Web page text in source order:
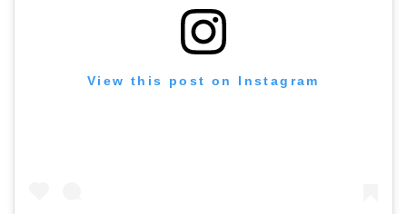
View this post on Instagram